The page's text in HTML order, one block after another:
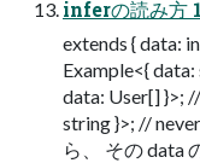
inferの読み方
extends { data:
Example<{
data: User[] }>;
string }>; //
ら、 その data